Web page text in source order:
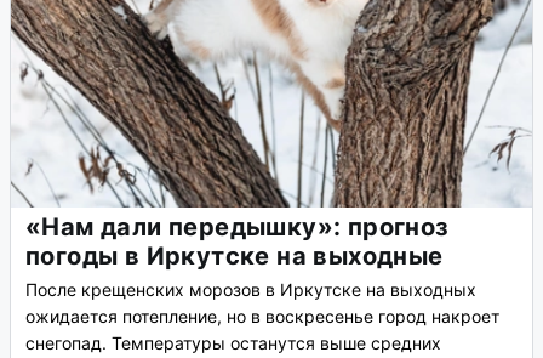
«Нам дали передышку»: прогноз
погоды в Иркутске на выходные
После крещенских морозов в Иркутске на выходных
ожидается потепление, но в воскресенье город накроет
снегопад. Температуры останутся выше средних